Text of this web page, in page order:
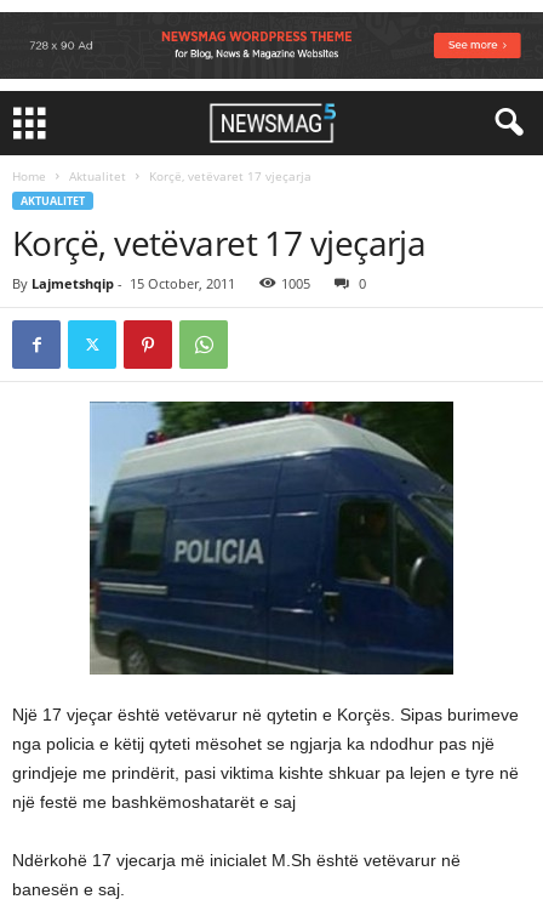
Home Aktualitet Korçë, vetëvaret 17 vjeçarja
AKTUALITET
Korçë, vetëvaret 17 vjeçarja
By Lajmetshqip - 15 October, 2011 1005 0
Një 17 vjeçar është vetëvarur në qytetin e Korçës. Sipas burimeve
nga policia e këtij qyteti mësohet se ngjarja ka ndodhur pas një
grindjeje me prindërit, pasi viktima kishte shkuar pa lejen e tyre në
një festë me bashkëmoshatarët e saj
Ndërkohë 17 vjecarja më inicialet M.Sh është vetëvarur në
banesën e saj.